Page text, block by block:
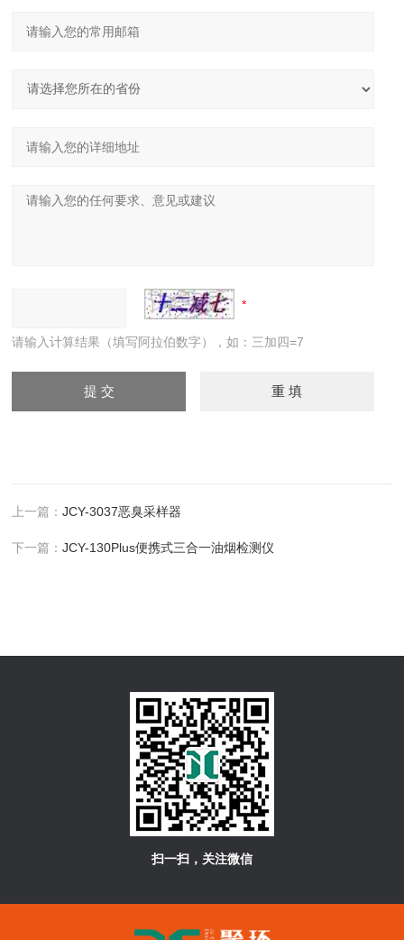
请输入计算结果（填写阿拉伯数字），如：三加四=7
上一篇：JCY-3037恶臭采样器
下一篇：JCY-130Plus便携式三合一油烟检测仪
扫一扫，关注微信